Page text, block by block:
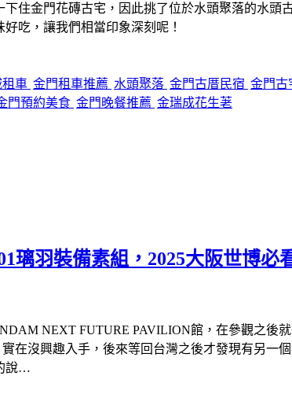
住金門花磚古宅，因此挑了位於水頭聚落的水頭
吃，讓我們相當印象深刻呢！
車 金門租車推薦 水頭聚落 金門古厝民宿 金門古
門預約美食 金門晚餐推薦 金瑞成花生荖
璃羽裝備素組，2025大阪世博
NEXT FUTURE PAVILION館，在參觀之後
在沒興趣入手，後來等回台灣之後才發現有另一
說…